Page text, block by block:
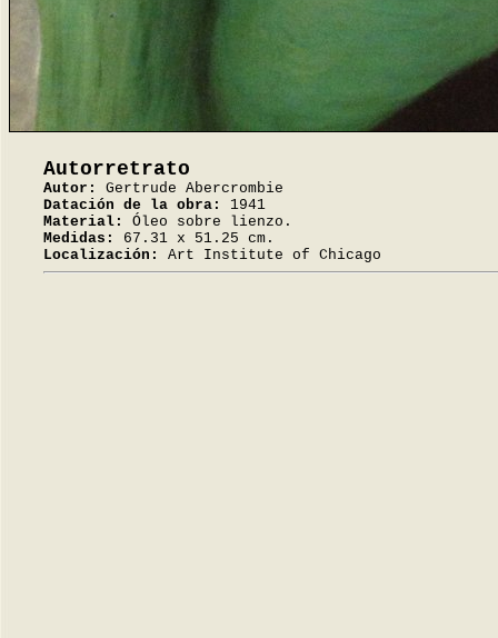
Autorretrato
Autor:
Gertrude Abercrombie
Datación de la obra:
1941
Material:
Óleo sobre lienzo.
Medidas:
67.31 x 51.25 cm.
Localización:
Art Institute of Chicago